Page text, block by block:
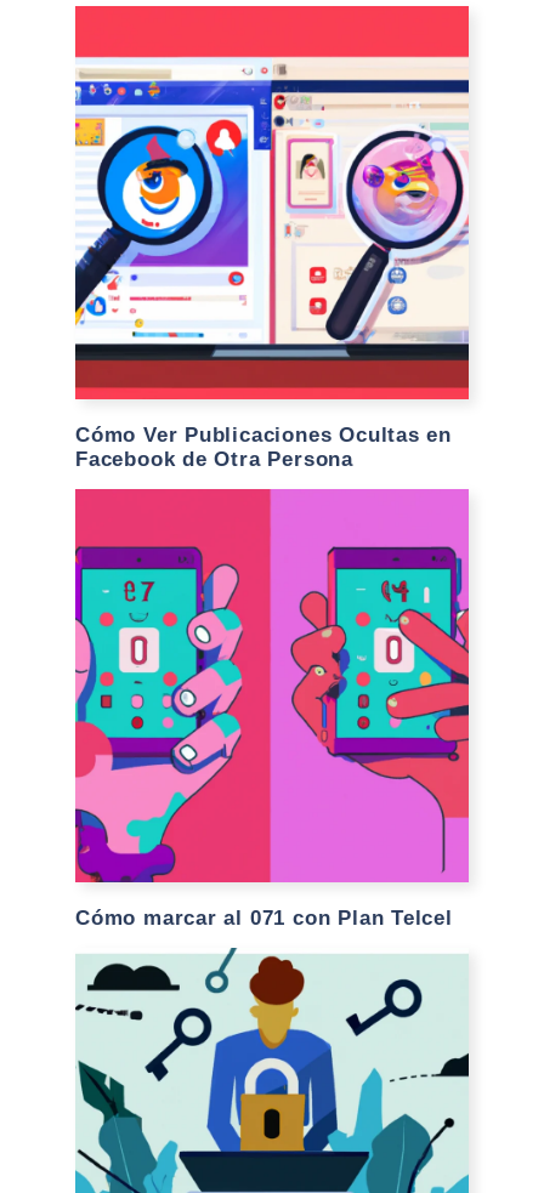
Cómo Ver Publicaciones Ocultas en
Facebook de Otra Persona
Cómo marcar al 071 con Plan Telcel